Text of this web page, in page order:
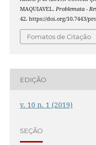
MAQUIAVEL. Problemata -
42. https://doi.org/10.7443/
Fomatos de Citação
EDIÇÃO
v. 10 n. 1 (2019)
SEÇÃO